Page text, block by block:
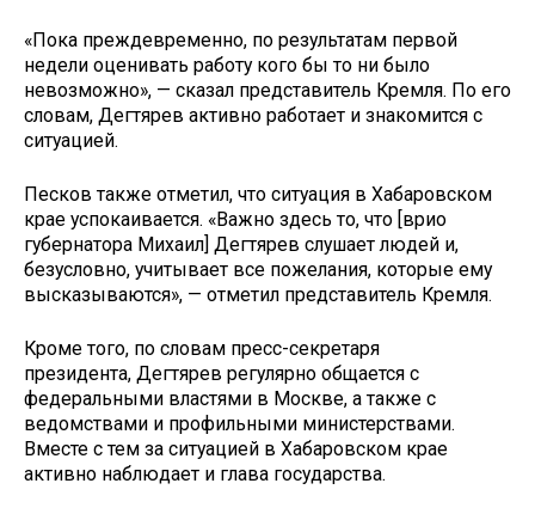
«Пока преждевременно, по результатам первой
недели оценивать работу кого бы то ни было
невозможно», — сказал представитель Кремля. По его
словам, Дегтярев активно работает и знакомится с
ситуацией.
Песков также отметил, что ситуация в Хабаровском
крае успокаивается. «Важно здесь то, что [врио
губернатора Михаил] Дегтярев слушает людей и,
безусловно, учитывает все пожелания, которые ему
высказываются», — отметил представитель Кремля.
Кроме того, по словам пресс-секретаря
президента, Дегтярев регулярно общается с
федеральными властями в Москве, а также с
ведомствами и профильными министерствами.
Вместе с тем за ситуацией в Хабаровском крае
активно наблюдает и глава государства.